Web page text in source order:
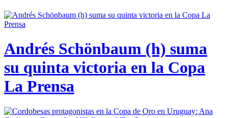
Andrés Schönbaum (h) suma
su quinta victoria en la Copa
La Prensa